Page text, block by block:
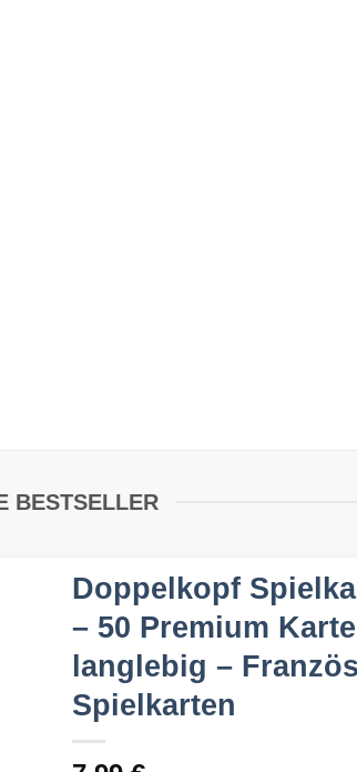
BESTSELLER
Doppelkopf
– 50 Premium
langlebig –
Spielkarten